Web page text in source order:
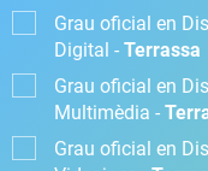
Grau oficial en
Digital - Terrassa
Grau oficial en
Multimèdia -
Grau oficial en